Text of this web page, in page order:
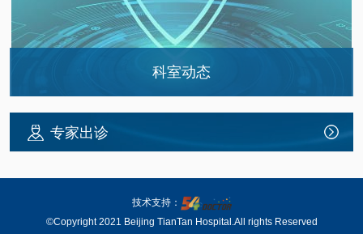
科室动态
专家出诊
技术支持：
©Copyright 2021 Beijing TianTan Hospital.All rights Reserved